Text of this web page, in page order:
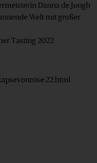
Danna de Jongh
Welt mit großer
Tasting 2022
22.html